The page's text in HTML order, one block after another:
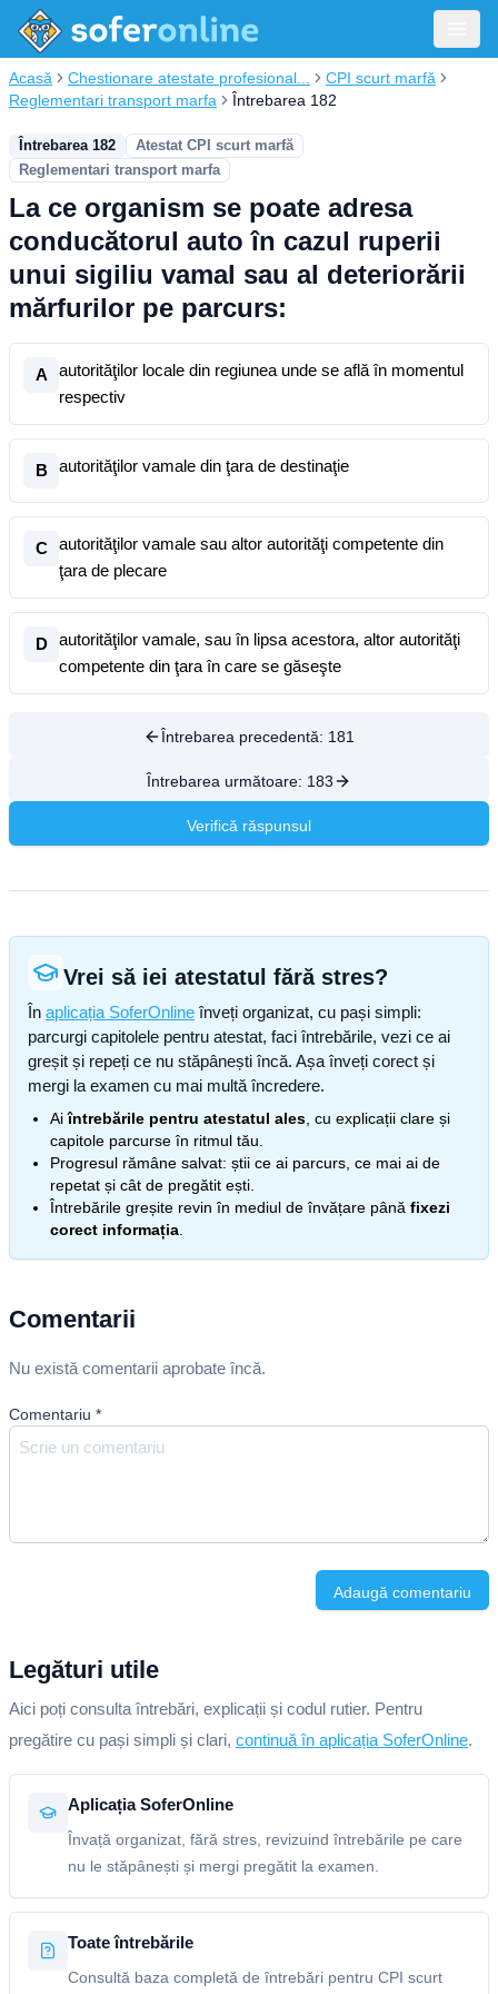
Acasă Chestionare atestate profesional...
CPI scurt marfă
Reglementari transport marfa
Întrebarea 182
Întrebarea 182
Atestat CPI scurt marfă
Reglementari transport marfa
La ce organism se poate adresa
conducătorul auto în cazul ruperii
unui sigiliu vamal sau al deteriorării
mărfurilor pe parcurs:
A
autorităţilor locale din regiunea unde se află în momentul
respectiv
B autorităţilor vamale din ţara de destinaţie
C
autorităţilor vamale sau altor autorităţi competente din
ţara de plecare
D
autorităţilor vamale, sau în lipsa acestora, altor autorităţi
competente din ţara în care se găseşte
Întrebarea precedentă: 181
Întrebarea următoare: 183
Verifică răspunsul
Vrei să iei atestatul fără stres?
În aplicația SoferOnline înveți organizat, cu pași simpli:
parcurgi capitolele pentru atestat, faci întrebările, vezi ce ai
greșit și repeți ce nu stăpânești încă. Așa înveți corect și
mergi la examen cu mai multă încredere.
Aiîntrebările pentru atestatul ales , cu explicații clare și
capitole parcurse în ritmul tău.
Progresul rămâne salvat: știi ce ai parcurs, ce mai ai de
repetat și cât de pregătit ești.
Întrebările greșite revin în mediul de învățare până fixezi
corect informația
Comentarii
Nu există comentarii aprobate încă.
Comentariu *
Adaugă comentariu
Legături utile
Aici poți consulta întrebări, explicații și codul rutier. Pentru
pregătire cu pași simpli și clari, continuă în aplicația SoferOnline.
Aplicația SoferOnline
Învață organizat, fără stres, revizuind întrebările pe care
nu le stăpânești și mergi pregătit la examen.
Toate întrebările
Consultă baza completă de întrebări pentru CPI scurt